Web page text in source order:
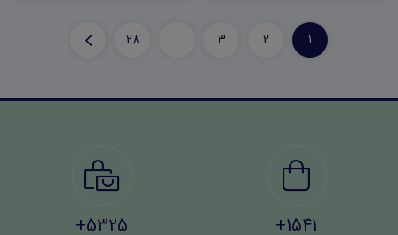
1
2
3
…
28
1541+
5325+